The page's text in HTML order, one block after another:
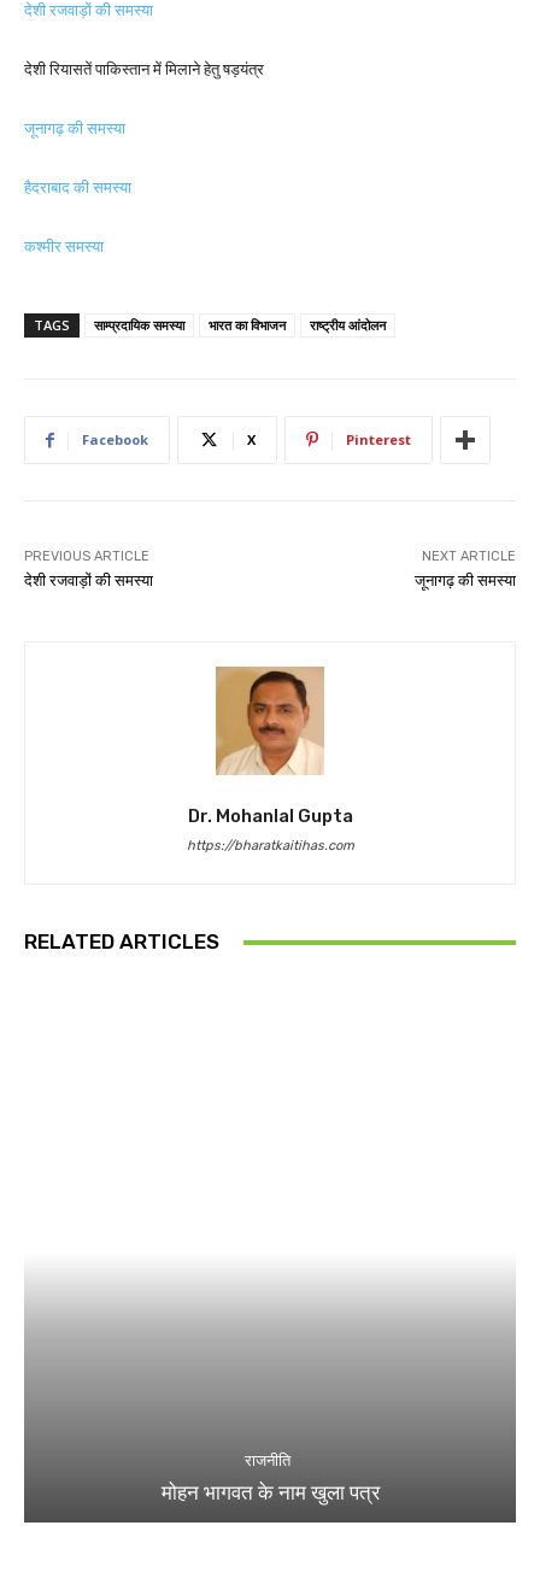
देशी रजवाड़ों की समस्या
देशी रियासतें पाकिस्तान में मिलाने हेतु षड़यंत्र
जूनागढ़ की समस्या
हैदराबाद की समस्या
कश्मीर समस्या
TAGS साम्प्रदायिक समस्या भारत का विभाजन राष्ट्रीय आंदोलन
Facebook X Pinterest
PREVIOUS ARTICLE
देशी रजवाड़ों की समस्या
NEXT ARTICLE
जूनागढ़ की समस्या
Dr. Mohanlal Gupta
https://bharatkaitihas.com
RELATED ARTICLES
राजनीति
मोहन भागवत के नाम खुला पत्र